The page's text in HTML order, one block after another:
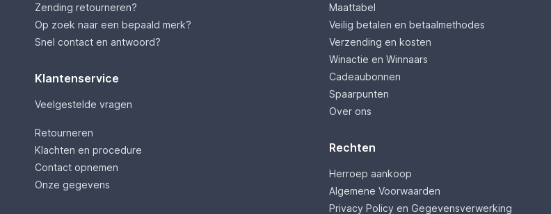
Zending retourneren?
Op zoek naar een bepaald merk?
Snel contact en antwoord?
Klantenservice
Veelgestelde vragen
Retourneren
Klachten en procedure
Contact opnemen
Onze gegevens
Maattabel
Veilig betalen en betaalmethodes
Verzending en kosten
Winactie en Winnaars
Cadeaubonnen
Spaarpunten
Over ons
Rechten
Herroep aankoop
Algemene Voorwaarden
Privacy Policy en Gegevensverwerking